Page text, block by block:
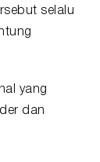
selalu
yang
dan